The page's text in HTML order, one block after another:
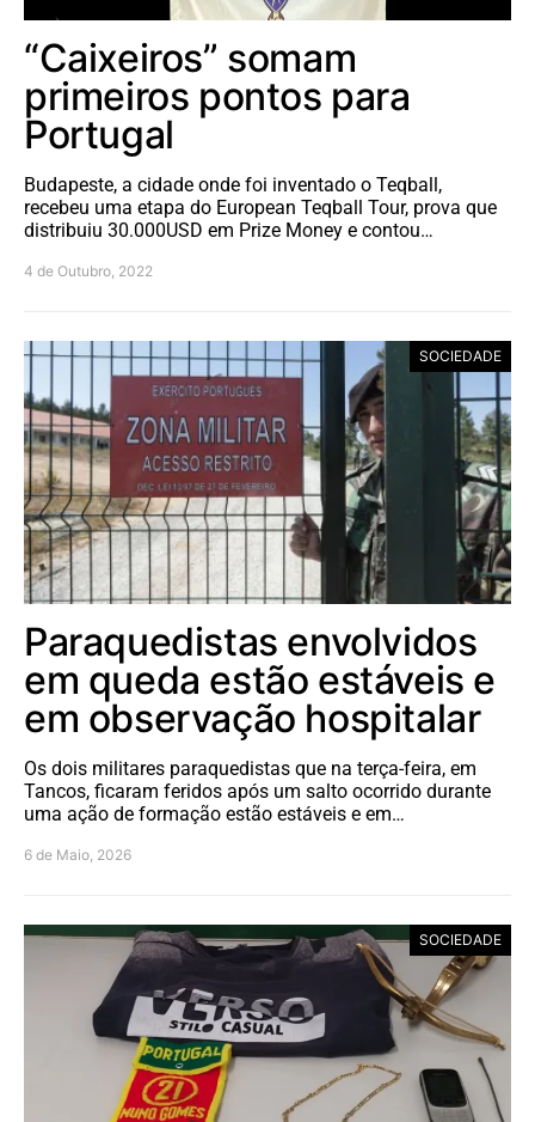
“Caixeiros” somam
primeiros pontos para
Portugal
Budapeste, a cidade onde foi inventado o Teqball,
recebeu uma etapa do European Teqball Tour, prova que
distribuiu 30.000USD em Prize Money e contou…
4 de Outubro, 2022
SOCIEDADE
Paraquedistas envolvidos
em queda estão estáveis e
em observação hospitalar
Os dois militares paraquedistas que na terça-feira, em
Tancos, ficaram feridos após um salto ocorrido durante
uma ação de formação estão estáveis e em…
6 de Maio, 2026
SOCIEDADE